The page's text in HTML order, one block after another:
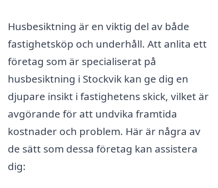
Husbesiktning är en viktig del av både
fastighetsköp och underhåll. Att anlita ett
företag som är specialiserat på
husbesiktning i Stockvik kan ge dig en
djupare insikt i fastighetens skick, vilket är
avgörande för att undvika framtida
kostnader och problem. Här är några av
de sätt som dessa företag kan assistera
dig: